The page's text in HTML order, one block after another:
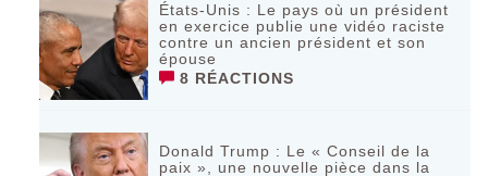
États-Unis : Le pays où un président
en exercice publie une vidéo raciste
contre un ancien président et son
épouse
8 RÉACTIONS
Donald Trump : Le « Conseil de la
paix », une nouvelle pièce dans la